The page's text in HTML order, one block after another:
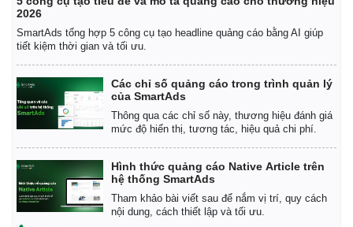
2026
SmartAds tổng hợp 5 công cụ tạo headline quảng cáo bằng AI giúp
tiết kiệm thời gian và tối ưu.
Các chỉ số quảng cáo trong trình quản lý
của SmartAds
Thông qua các chỉ số này, thương hiệu đánh giá
mức độ hiển thị, tương tác, hiệu quả chi phí.
Hình thức quảng cáo Native Article trên
hệ thống SmartAds
Tham khảo bài viết sau để nắm vị trí, quy cách
nội dung, cách thiết lập và tối ưu.